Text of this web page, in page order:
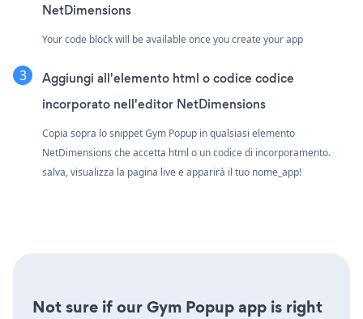
NetDimensions
Your code block will be available once you create your app
Aggiungi all'elemento html o codice codice
incorporato nell'editor NetDimensions
Copia sopra lo snippet Gym Popup in qualsiasi elemento
NetDimensions che accetta html o un codice di incorporamento.
salva, visualizza la pagina live e apparirà il tuo nome_app!
Not sure if our Gym Popup app is right